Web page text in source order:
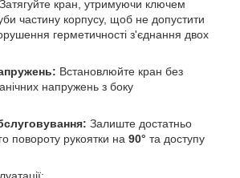
Затягуйте кран, утримуючи ключем
частину корпусу, щоб не допустити
герметичності з'єднання двох
Встановлюйте кран без
напружень з боку
Залиште достатньо
повороту рукоятки на 90° та доступу